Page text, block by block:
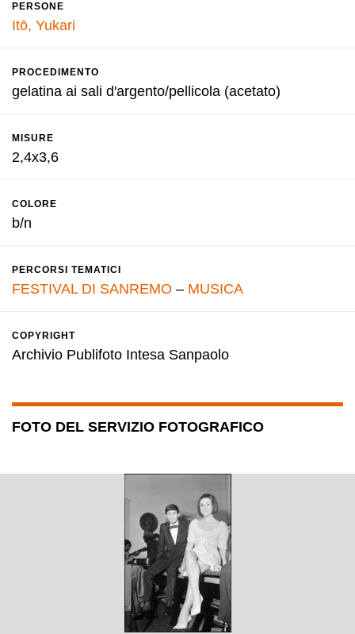
PERSONE
Itō, Yukari
PROCEDIMENTO
gelatina ai sali d'argento/pellicola (acetato)
MISURE
2,4x3,6
COLORE
b/n
PERCORSI TEMATICI
FESTIVAL DI SANREMO – MUSICA
COPYRIGHT
Archivio Publifoto Intesa Sanpaolo
FOTO DEL SERVIZIO FOTOGRAFICO